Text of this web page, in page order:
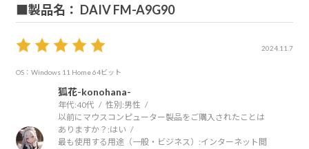
■製品名： DAIV FM-A9G90
2024.11.7
OS：Windows 11 Home 64ビット
狐花-konohana-
年代:40代 性別:男性
以前にマウスコンピューター製品をご購入されたことは
ありますか？:はい
最も使用する用途（一般・ビジネス）:インターネット閲